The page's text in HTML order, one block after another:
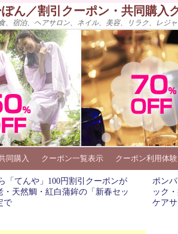
ん／割引クーポン・共同購入
、宿泊、ヘアサロン、ネイル、美容、リラク、レジ
同購入 クーポン一覧表示 クーポン利用体験
「てんや」100円割引クーポンが
・天然鯛・紅白蒲鉾の「新春セッ
で
ポン
ック
ケア